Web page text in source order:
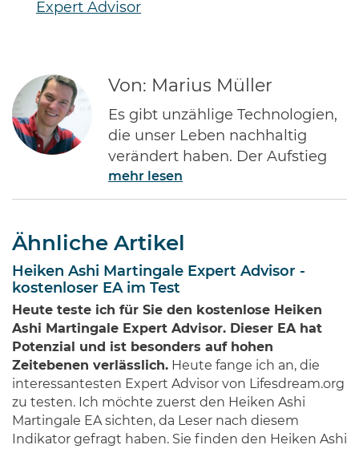
Expert Advisor
Von: Marius Müller
Es gibt unzählige Technologien,
die unser Leben nachhaltig
verändert haben. Der Aufstieg
des Internets gehört ohne Frage
zu den Bedeutendsten. Namen
Bill Gates von Microsoft dürften
jedem Investor geläufig sein.
Diese Männer haben Imperien
erschaffen und gleichzeitig
Millionen von Anlegern auf der
ganzen Welt …
mehr lesen
Ähnliche Artikel
Heiken Ashi Martingale Expert Advisor -
kostenloser EA im Test
Heute teste ich für Sie den kostenlose Heiken
Ashi Martingale Expert Advisor. Dieser EA hat
Potenzial und ist besonders auf hohen
Zeitebenen verlässlich. Heute fange ich an, die
interessantesten Expert Advisor von Lifesdream.org
zu testen. Ich möchte zuerst den Heiken Ashi
Martingale EA sichten, da Leser nach diesem
Indikator gefragt haben. Sie finden den Heiken Ashi